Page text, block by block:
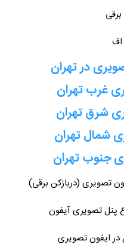
برقی
اف
در تهران
غرب تهران
شرق تهران
شمال تهران
جنوب تهران
تصویری (دربازکن برقی)
پنل تصویری آیفون
ایفون تصویری